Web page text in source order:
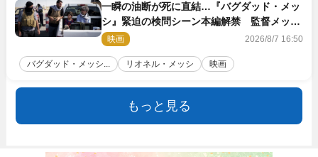
一瞬の油断が死に直結…『バグダッド・メッ
シ』緊迫の検問シーン本編解禁 監督メッセ
ージも到着
映画 2026/8/7 16:50
バグダッド・メッシ... リオネル・メッシ 映画
もっと見る